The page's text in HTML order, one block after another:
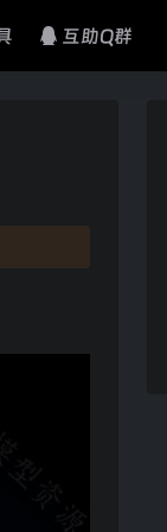
互助Q群